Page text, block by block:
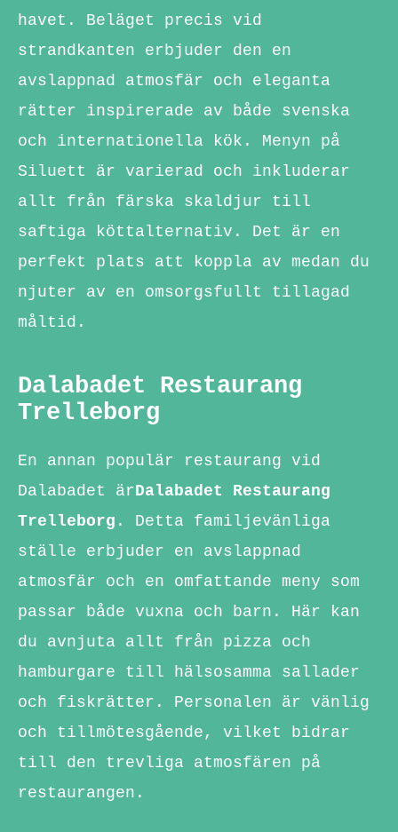
havet. Beläget precis vid
strandkanten erbjuder den en
avslappnad atmosfär och eleganta
rätter inspirerade av både svenska
och internationella kök. Menyn på
Siluett är varierad och inkluderar
allt från färska skaldjur till
saftiga köttalternativ. Det är en
perfekt plats att koppla av medan du
njuter av en omsorgsfullt tillagad
måltid.
Dalabadet Restaurang
Trelleborg
En annan populär restaurang vid
Dalabadet ärDalabadet Restaurang
Trelleborg . Detta familjevänliga
ställe erbjuder en avslappnad
atmosfär och en omfattande meny som
passar både vuxna och barn. Här kan
du avnjuta allt från pizza och
hamburgare till hälsosamma sallader
och fiskrätter. Personalen är vänlig
och tillmötesgående, vilket bidrar
till den trevliga atmosfären på
restaurangen.